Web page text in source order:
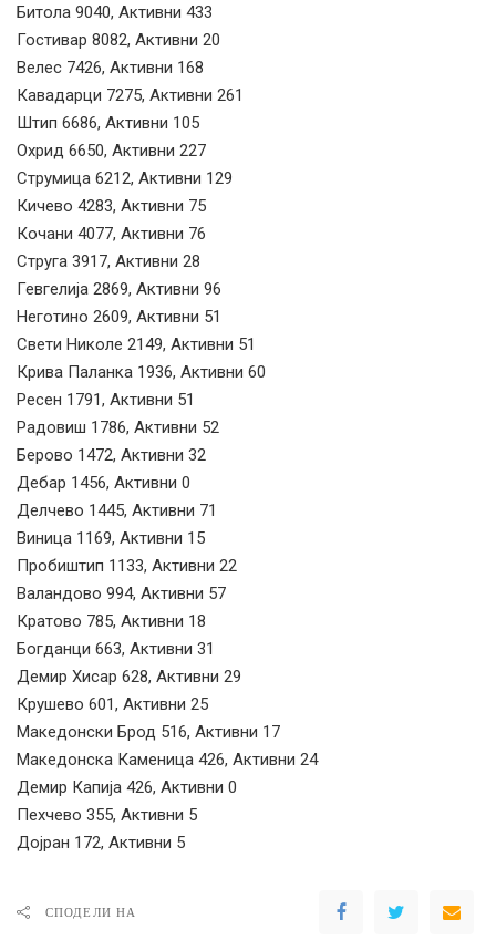
Битола 9040, Активни 433
Гостивар 8082, Активни 20
Велес 7426, Активни 168
Кавадарци 7275, Активни 261
Штип 6686, Активни 105
Охрид 6650, Активни 227
Струмица 6212, Активни 129
Кичево 4283, Активни 75
Кочани 4077, Активни 76
Струга 3917, Активни 28
Гевгелија 2869, Активни 96
Неготино 2609, Активни 51
Свети Николе 2149, Активни 51
Крива Паланка 1936, Активни 60
Ресен 1791, Активни 51
Радовиш 1786, Активни 52
Берово 1472, Активни 32
Дебар 1456, Активни 0
Делчево 1445, Активни 71
Виница 1169, Активни 15
Пробиштип 1133, Активни 22
Валандово 994, Активни 57
Кратово 785, Активни 18
Богданци 663, Активни 31
Демир Хисар 628, Активни 29
Крушево 601, Активни 25
Македонски Брод 516, Активни 17
Македонска Каменица 426, Активни 24
Демир Капија 426, Активни 0
Пехчево 355, Активни 5
Дојран 172, Активни 5
СПОДЕЛИ НА